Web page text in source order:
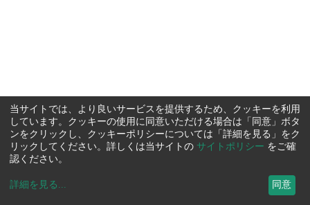
当サイトでは、より良いサービスを提供するため、クッキーを利用
しています。クッキーの使用に同意いただける場合は「同意」ボタ
ンをクリックし、クッキーポリシーについては「詳細を見る」をク
リックしてください。詳しくは当サイトの サイトポリシー をご確
認ください。
詳細を見る ... 同意